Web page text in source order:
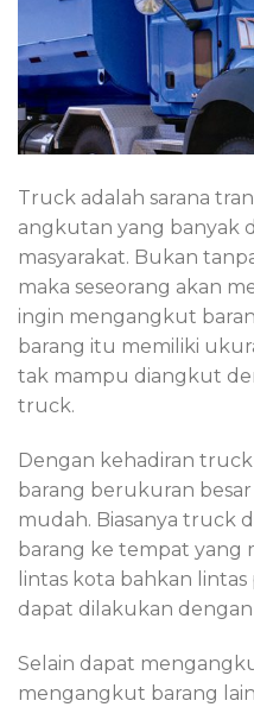
Truck adalah sarana
angkutan yang banyak
masyarakat. Bukan
maka seseorang akan
ingin mengangkut
barang itu memiliki
tak mampu diangkut
truck.
Dengan kehadiran
barang berukuran
mudah. Biasanya truck
barang ke tempat yang
lintas kota bahkan
dapat dilakukan
Selain dapat
mengangkut barang